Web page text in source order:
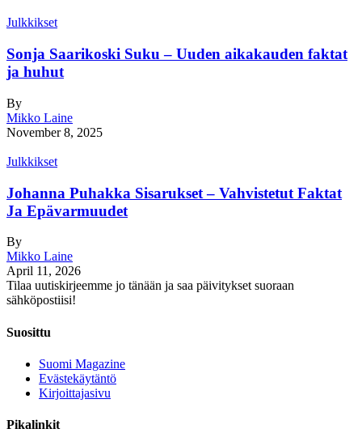
Julkkikset
Sonja Saarikoski Suku – Uuden aikakauden faktat
ja huhut
By
Mikko Laine
November 8, 2025
Julkkikset
Johanna Puhakka Sisarukset – Vahvistetut Faktat
Ja Epävarmuudet
By
Mikko Laine
April 11, 2026
Tilaa uutiskirjeemme jo tänään ja saa päivitykset suoraan
sähköpostiisi!
Suosittu
Suomi Magazine
Evästekäytäntö
Kirjoittajasivu
Pikalinkit